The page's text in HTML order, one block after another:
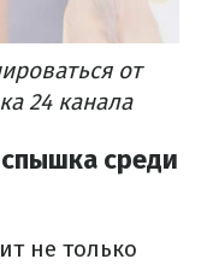
от
24 канала
среди
не только